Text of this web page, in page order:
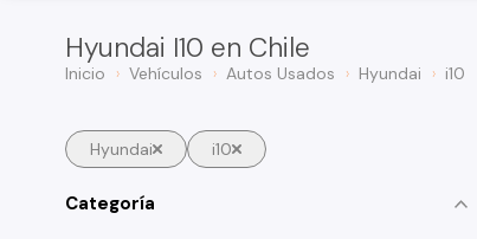
Hyundai I10 en Chile
Inicio Vehículos Autos Usados Hyundai i10
Hyundai i10
Categoría